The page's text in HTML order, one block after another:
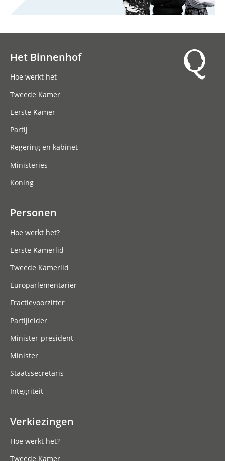
Het Binnenhof
Hoe werkt het
Tweede Kamer
Eerste Kamer
Partij
Regering en kabinet
Ministeries
Koning
Personen
Hoe werkt het?
Eerste Kamerlid
Tweede Kamerlid
Europarlementariër
Fractievoorzitter
Partijleider
Minister-president
Minister
Staatssecretaris
Integriteit
Verkiezingen
Hoe werkt het?
Tweede Kamer